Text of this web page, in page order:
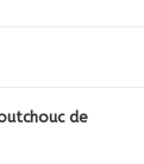
de